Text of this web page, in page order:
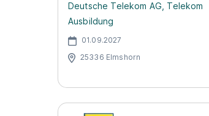
Deutsche Telekom AG, Telekom
Ausbildung
01.09.2027
25336 Elmshorn